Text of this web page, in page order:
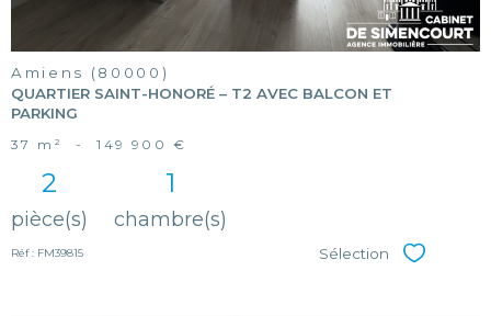
Amiens (80000)
QUARTIER SAINT-HONORÉ – T2 AVEC BALCON ET
PARKING
37 m² - 149 900 €
2
pièce(s)
1
chambre(s)
Réf : FM39815 Sélection Sélectionner